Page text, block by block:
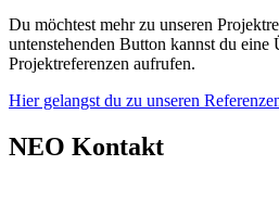
Du möchtest mehr zu unseren
untenstehenden Button kannst du eine
Projektreferenzen aufrufen.
Hier gelangst du zu unseren
NEO Kontakt